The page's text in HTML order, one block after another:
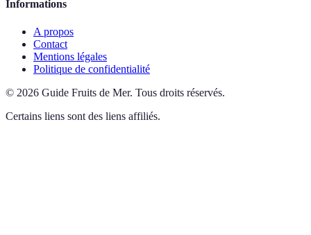
Informations
A propos
Contact
Mentions légales
Politique de confidentialité
© 2026 Guide Fruits de Mer. Tous droits réservés.
Certains liens sont des liens affiliés.